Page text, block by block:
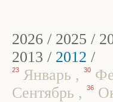
2026 / 2025 /
2013 / 2012 /
23 Январь , 30
Сентябрь , 36